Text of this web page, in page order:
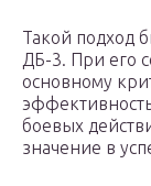
Такой подход
ДБ-3. При его
основному
боевых
значение в